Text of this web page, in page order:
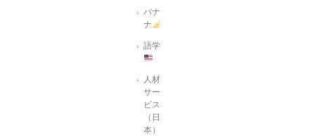
バナ
ナ
語学
人材
サー
ビス
（日
本）